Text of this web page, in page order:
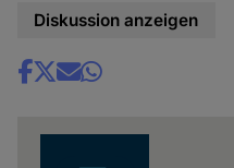
Diskussion anzeigen
Share